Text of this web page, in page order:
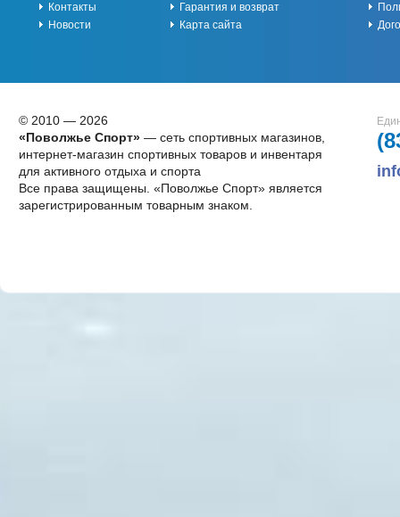
Контакты
Новости
Гарантия и возврат
Карта сайта
© 2010 — 2026
«Поволжье Спорт»— сеть спортивных магазинов,
интернет-магазин спортивных товаров и инвентаря
для активного отдыха и спорта
Все права защищены. «Поволжье Спорт» является
зарегистрированным товарным знаком.